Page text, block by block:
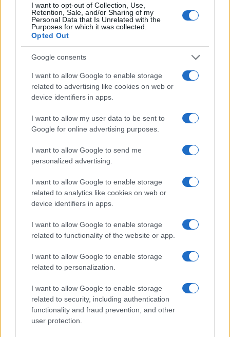
I want to opt-out of Collection, Use,
Retention, Sale, and/or Sharing of my
Personal Data that Is Unrelated with the
Purposes for which it was collected.
Opted Out
Google consents
I want to allow Google to enable storage
related to advertising like cookies on web or
device identifiers in apps.
I want to allow my user data to be sent to
Google for online advertising purposes.
I want to allow Google to send me
personalized advertising.
I want to allow Google to enable storage
related to analytics like cookies on web or
device identifiers in apps.
I want to allow Google to enable storage
related to functionality of the website or app.
I want to allow Google to enable storage
related to personalization.
I want to allow Google to enable storage
related to security, including authentication
functionality and fraud prevention, and other
user protection.
(Technopolymère)
BSI (Acier inoxydable)